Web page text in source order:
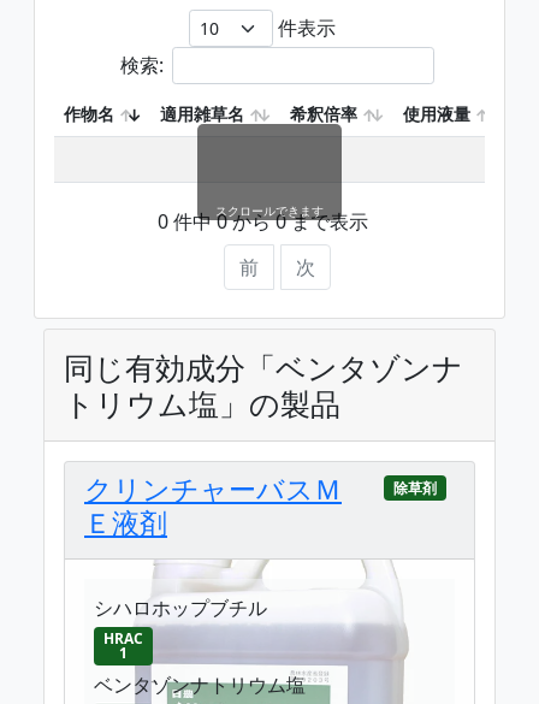
件表示
検索:
作物名 適用雑草名 希釈倍率 使用液量
0 件中 0 から 0 まで表示
前
次
スクロールできます
同じ有効成分「ベンタゾンナ
トリウム塩」の製品
クリンチャーバスＭ
Ｅ液剤
除草剤
シハロホップブチル
HRAC
1
ベンタゾンナトリウム塩